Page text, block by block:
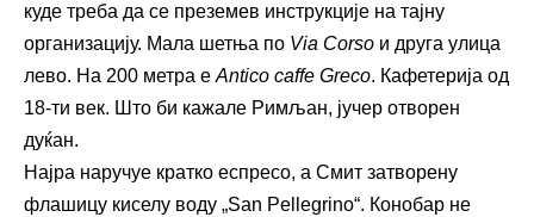
куде треба да се преземев инструкције на тајну
организацију. Мала шетња по Via Corso и друга улица
лево. На 200 метра е Antico caffe Greco. Кафетерија од
18-ти век. Што би кажале Римљан, јучер отворен
дуќан.
Најра наручуе кратко еспресо, а Смит затворену
флашицу киселу воду „San Pellegrino“. Конобар не